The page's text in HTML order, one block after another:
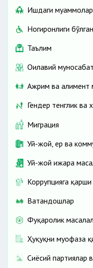
Ишдаги муаммолар
Ногиронлиги
Таълим
Оилавий
Ажрим ва алимент
Гендер тенглик ва
Миграция
Уй-жой, ер ва
Уй-жой ижара
Коррупцияга
Ватандошлар
Фуқаролик
Ҳуқуқни муҳофаза
Сиёсий партиялар